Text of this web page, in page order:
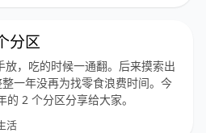
分区
，吃的时候一通翻。后来摸索出
一年没再为找零食浪费时间。今
2 个分区分享给大家。
活